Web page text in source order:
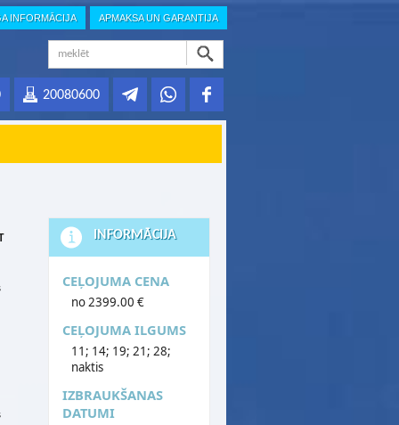
INFORMĀCIJA APMAKSA UN GARANTIJA
20080600
INFORMĀCIJA
CEĻOJUMA CENA
no 2399.00 €
CEĻOJUMA ILGUMS
11; 14; 19; 21; 28;
naktis
IZBRAUKŠANAS
DATUMI